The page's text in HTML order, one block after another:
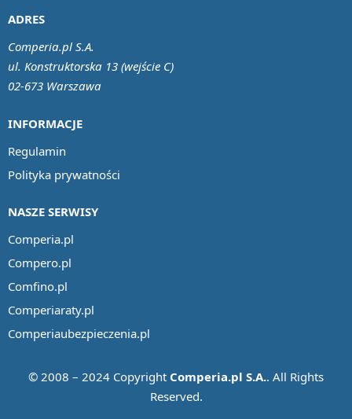
INFORMACJE
Regulamin
Polityka prywatności
NASZE SERWISY
Comperia.pl
Compero.pl
Comfino.pl
Comperiaraty.pl
Comperiaubezpieczenia.pl
ADRES
Comperia.pl S.A.
ul. Konstruktorska 13 (wejście C)
02-673 Warszawa
© 2008 – 2024 Copyright Comperia.pl S.A.. All Rights
Reserved.